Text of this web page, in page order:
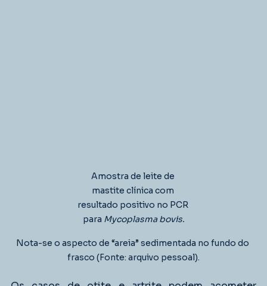
Amostra de leite de
mastite clínica com
resultado positivo no PCR
para Mycoplasma bovis.
Nota-se o aspecto de “areia” sedimentada no fundo do
frasco (Fonte: arquivo pessoal).